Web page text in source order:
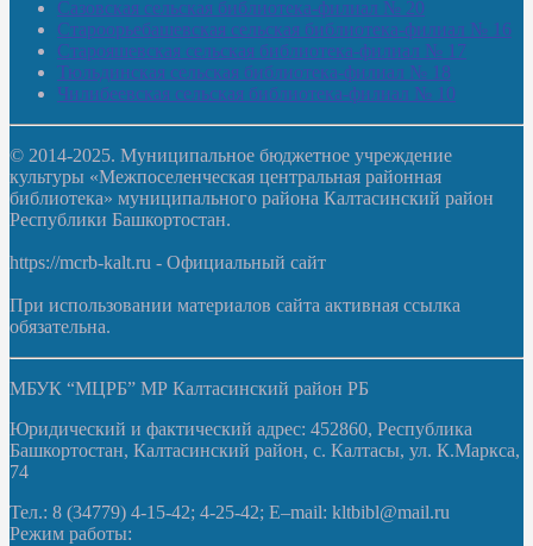
Сазовская сельская библиотека-филиал № 20
Староорьебашевская сельская библиотека-филиал № 16
Старояшевская сельская библиотека-филиал № 17
Тюльдинская сельская библиотека-филиал № 18
Чилибеевская сельская библиотека-филиал № 10
© 2014-2025. Муниципальное бюджетное учреждение
культуры «Межпоселенческая центральная районная
библиотека» муниципального района Калтасинский район
Республики Башкортостан.
https://mcrb-kalt.ru - Официальный сайт
При использовании материалов сайта активная ссылка
обязательна.
МБУК “МЦРБ” МР Калтасинский район РБ
Юридический и фактический адрес: 452860, Республика
Башкортостан, Калтасинский район, с. Калтасы, ул. К.Маркса,
74
Тел.: 8 (34779) 4-15-42; 4-25-42; E–mail: kltbibl@mail.ru
Режим работы: